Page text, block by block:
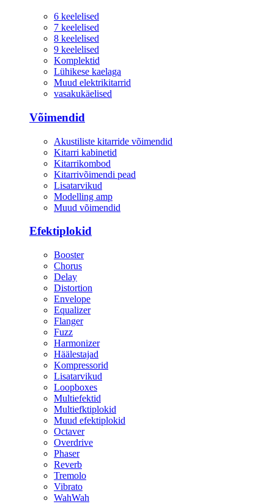
6 keelelised
7 keelelised
8 keelelised
9 keelelised
Komplektid
Lühikese kaelaga
Muud elektrikitarrid
vasakukäelised
Võimendid
Akustiliste kitarride võimendid
Kitarri kabinetid
Kitarrikombod
Kitarrivõimendi pead
Lisatarvikud
Modelling amp
Muud võimendid
Efektiplokid
Booster
Chorus
Delay
Distortion
Envelope
Equalizer
Flanger
Fuzz
Harmonizer
Häälestajad
Kompressorid
Lisatarvikud
Loopboxes
Multiefektid
Multiefktiplokid
Muud efektiplokid
Octaver
Overdrive
Phaser
Reverb
Tremolo
Vibrato
WahWah